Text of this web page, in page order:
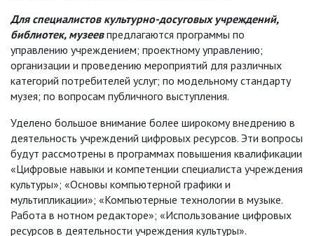
Для специалистов культурно-досуговых учреждений,
библиотек, музеевпредлагаются программы по
управлению учреждением; проектному управлению;
организации и проведению мероприятий для различных
категорий потребителей услуг; по модельному стандарту
музея; по вопросам публичного выступления.
Уделено большое внимание более широкому внедрению в
деятельность учреждений цифровых ресурсов. Эти вопросы
будут рассмотрены в программах повышения квалификации
«Цифровые навыки и компетенции специалиста учреждения
культуры»; «Основы компьютерной графики и
мультипликации»; «Компьютерные технологии в музыке.
Работа в нотном редакторе»; «Использование цифровых
ресурсов в деятельности учреждения культуры».